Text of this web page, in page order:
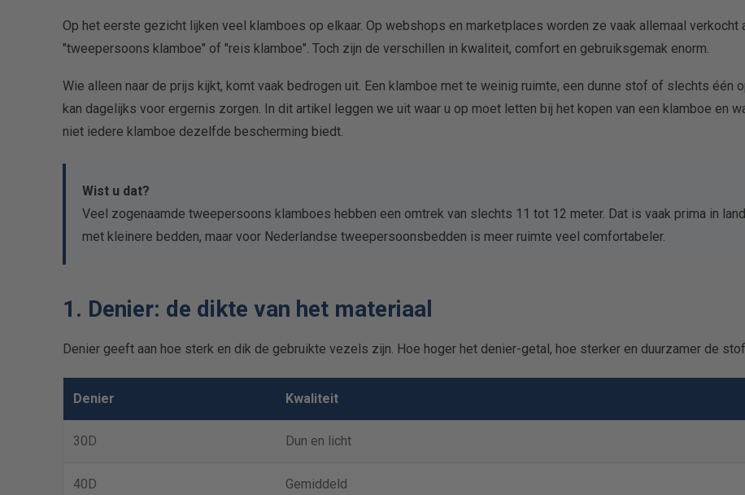
Op het eerste gezicht lijken veel klamboes op elkaar. Op webshops en marketplaces worden ze vaak allemaal verkocht
"tweepersoons klamboe" of "reis klamboe". Toch zijn de verschillen in kwaliteit, comfort en gebruiksgemak enorm.
Wie alleen naar de prijs kijkt, komt vaak bedrogen uit. Een klamboe met te weinig ruimte, een dunne stof of slechts één
kan dagelijks voor ergernis zorgen. In dit artikel leggen we uit waar u op moet letten bij het kopen van een klamboe en
niet iedere klamboe dezelfde bescherming biedt.
Wist u dat?
Veel zogenaamde tweepersoons klamboes hebben een omtrek van slechts 11 tot 12 meter. Dat is vaak prima in
met kleinere bedden, maar voor Nederlandse tweepersoonsbedden is meer ruimte veel comfortabeler.
1. Denier: de dikte van het materiaal
Denier geeft aan hoe sterk en dik de gebruikte vezels zijn. Hoe hoger het denier-getal, hoe sterker en duurzamer de
Denier Kwaliteit
30D Dun en licht
40D Gemiddeld